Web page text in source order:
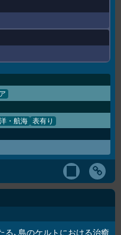
・航海 表有り
る、島のケルトにおける治癒